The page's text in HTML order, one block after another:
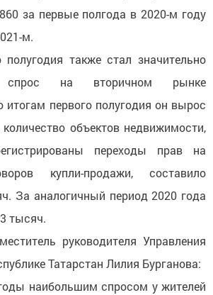
за первые полгода в 2020-м году
м.
полугодия также стал значительно
спрос на вторичном рынке
первого полугодия он вырос
объектов недвижимости,
переходы прав на
купли-продажи, составило
За аналогичный период 2020 года
тысяч.
руководителя Управления
Татарстан Лилия Бурганова:
наибольшим спросом у жителей